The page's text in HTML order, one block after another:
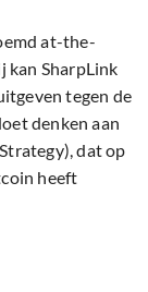
at-the-
kan SharpLink
tegen de
denken aan
dat op
heeft